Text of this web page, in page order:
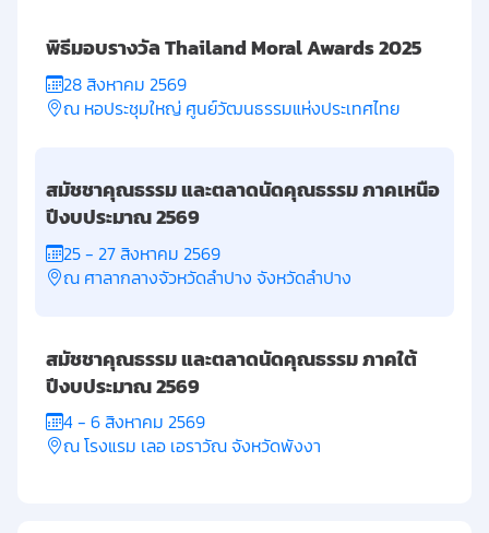
พิธีมอบรางวัล Thailand Moral Awards 2025
28 สิงหาคม 2569
ณ หอประชุมใหญ่ ศูนย์วัฒนธรรมแห่งประเทศไทย
สมัชชาคุณธรรม และตลาดนัดคุณธรรม ภาคเหนือ
ปีงบประมาณ 2569
25 - 27 สิงหาคม 2569
ณ ศาลากลางจัวหวัดลำปาง จังหวัดลำปาง
สมัชชาคุณธรรม และตลาดนัดคุณธรรม ภาคใต้
ปีงบประมาณ 2569
4 - 6 สิงหาคม 2569
ณ โรงแรม เลอ เอราวัณ จังหวัดพังงา